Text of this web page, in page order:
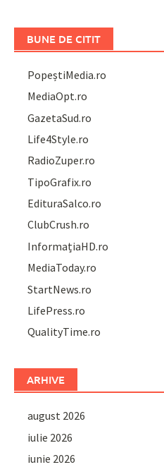
BUNE DE CITIT
PopeștiMedia.ro
MediaOpt.ro
GazetaSud.ro
Life4Style.ro
RadioZuper.ro
TipoGrafix.ro
EdituraSalco.ro
ClubCrush.ro
InformațiaHD.ro
MediaToday.ro
StartNews.ro
LifePress.ro
QualityTime.ro
ARHIVE
august 2026
iulie 2026
iunie 2026